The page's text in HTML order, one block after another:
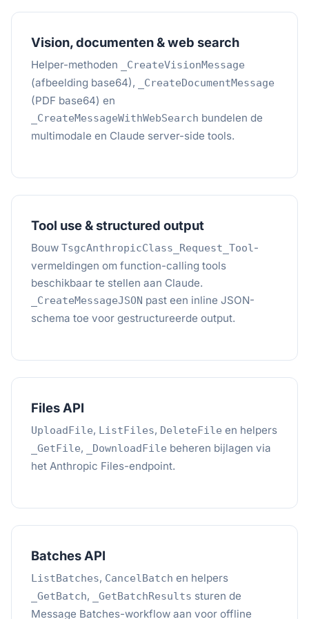
Vision, documenten & web search
Helper-methoden _CreateVisionMessage
(afbeelding base64), _CreateDocumentMessage
(PDF base64) en
_CreateMessageWithWebSearch bundelen de
multimodale en Claude server-side tools.
Tool use & structured output
Bouw TsgcAnthropicClass_Request_Tool-
vermeldingen om function-calling tools
beschikbaar te stellen aan Claude.
_CreateMessageJSON past een inline JSON-
schema toe voor gestructureerde output.
Files API
UploadFile, ListFiles, DeleteFile en helpers
_GetFile, _DownloadFile beheren bijlagen via
het Anthropic Files-endpoint.
Batches API
ListBatches, CancelBatch en helpers
_GetBatch, _GetBatchResults sturen de
Message Batches-workflow aan voor offline